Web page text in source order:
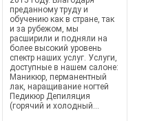
преданному труду и
обучению как в стране, так
и за рубежом, мы
расширили и подняли на
более высокий уровень
спектр наших услуг. Услуги,
доступные в нашем салоне:
Маникюр, перманентный
лак, наращивание ногтей
Педикюр Депиляция
(горячий и холодный...